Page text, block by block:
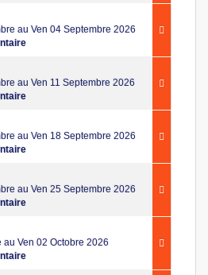
au Ven 04 Septembre 2026
au Ven 11 Septembre 2026
au Ven 18 Septembre 2026
au Ven 25 Septembre 2026
au Ven 02 Octobre 2026